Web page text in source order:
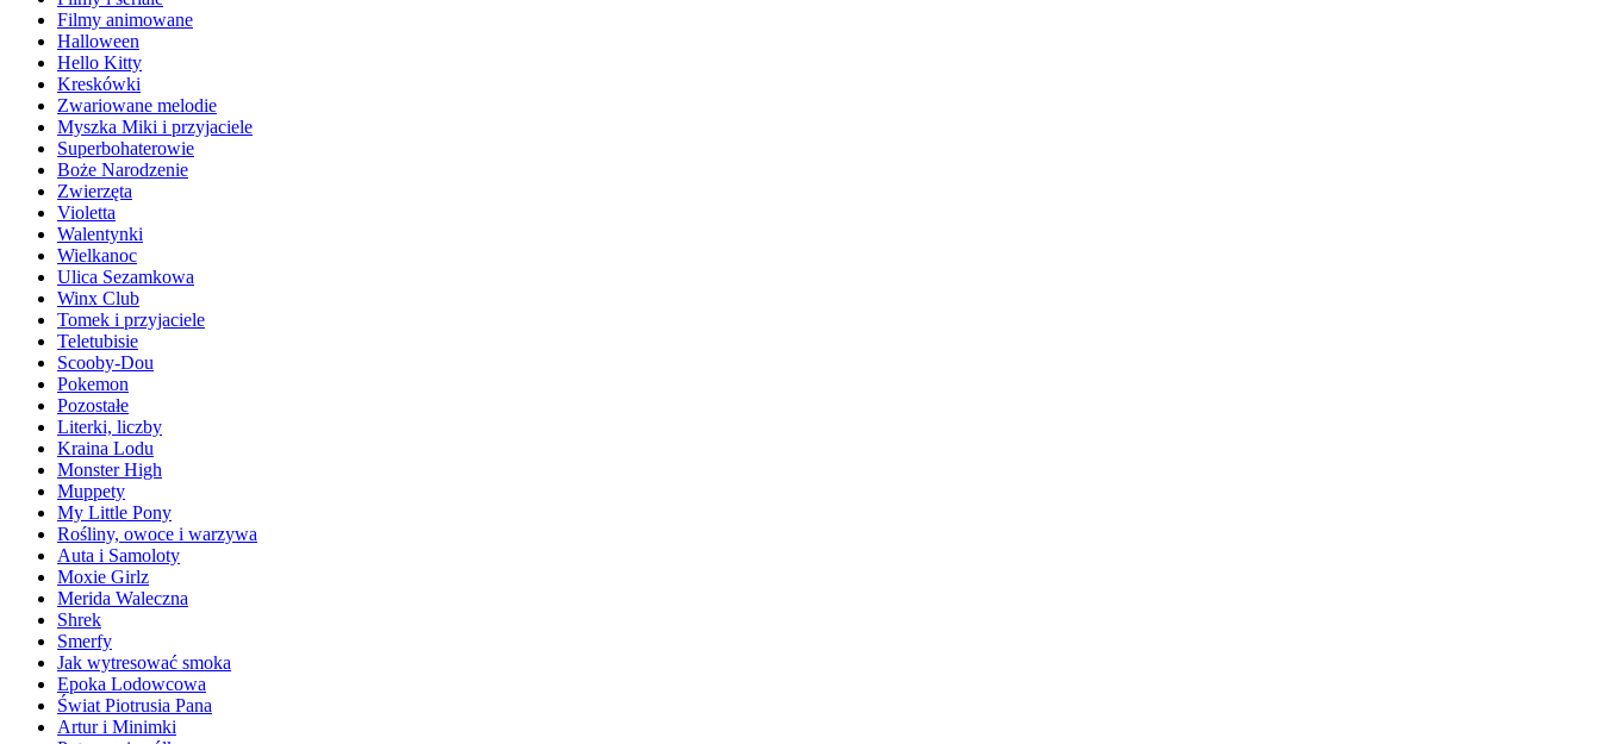
Filmy animowane
Halloween
Hello Kitty
Kreskówki
Zwariowane melodie
Myszka Miki i przyjaciele
Superbohaterowie
Boże Narodzenie
Zwierzęta
Violetta
Walentynki
Wielkanoc
Ulica Sezamkowa
Winx Club
Tomek i przyjaciele
Teletubisie
Scooby-Dou
Pokemon
Pozostałe
Literki, liczby
Kraina Lodu
Monster High
Muppety
My Little Pony
Rośliny, owoce i warzywa
Auta i Samoloty
Moxie Girlz
Merida Waleczna
Shrek
Smerfy
Jak wytresować smoka
Epoka Lodowcowa
Świat Piotrusia Pana
Artur i Minimki